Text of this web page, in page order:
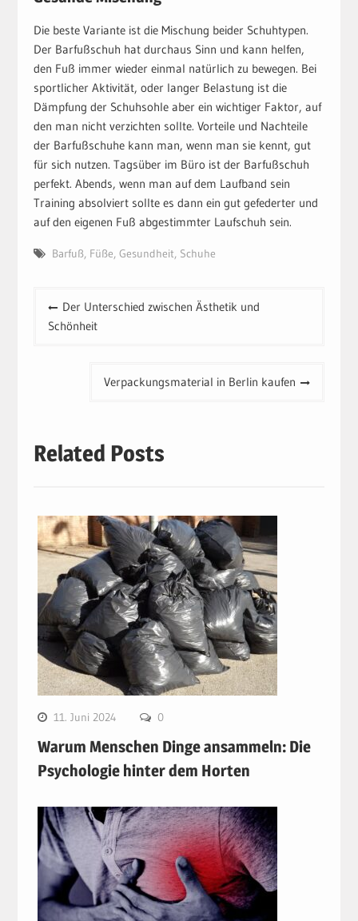
Die beste Variante ist die Mischung beider Schuhtypen.
Der Barfußschuh hat durchaus Sinn und kann helfen,
den Fuß immer wieder einmal natürlich zu bewegen. Bei
sportlicher Aktivität, oder langer Belastung ist die
Dämpfung der Schuhsohle aber ein wichtiger Faktor, auf
den man nicht verzichten sollte. Vorteile und Nachteile
der Barfußschuhe kann man, wenn man sie kennt, gut
für sich nutzen. Tagsüber im Büro ist der Barfußschuh
perfekt. Abends, wenn man auf dem Laufband sein
Training absolviert sollte es dann ein gut gefederter und
auf den eigenen Fuß abgestimmter Laufschuh sein.
Barfuß, Füße, Gesundheit, Schuhe
Beitragsnavigation
Der Unterschied zwischen Ästhetik und
Schönheit
Verpackungsmaterial in Berlin kaufen
Related Posts
11. Juni 2024 0
Warum Menschen Dinge ansammeln: Die
Psychologie hinter dem Horten